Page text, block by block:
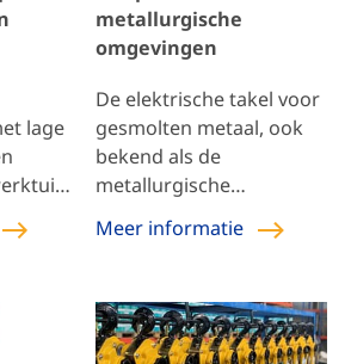
lage
het
metallurgische
omgevingen
De elektrische takel voor
gesmolten metaal, ook
bekend als de
metallurgische
elektrische takel, is
ontworpen voor het tillen
name in omgevingen met
gesmolten
metaalverwerking. Deze
Meer informatie